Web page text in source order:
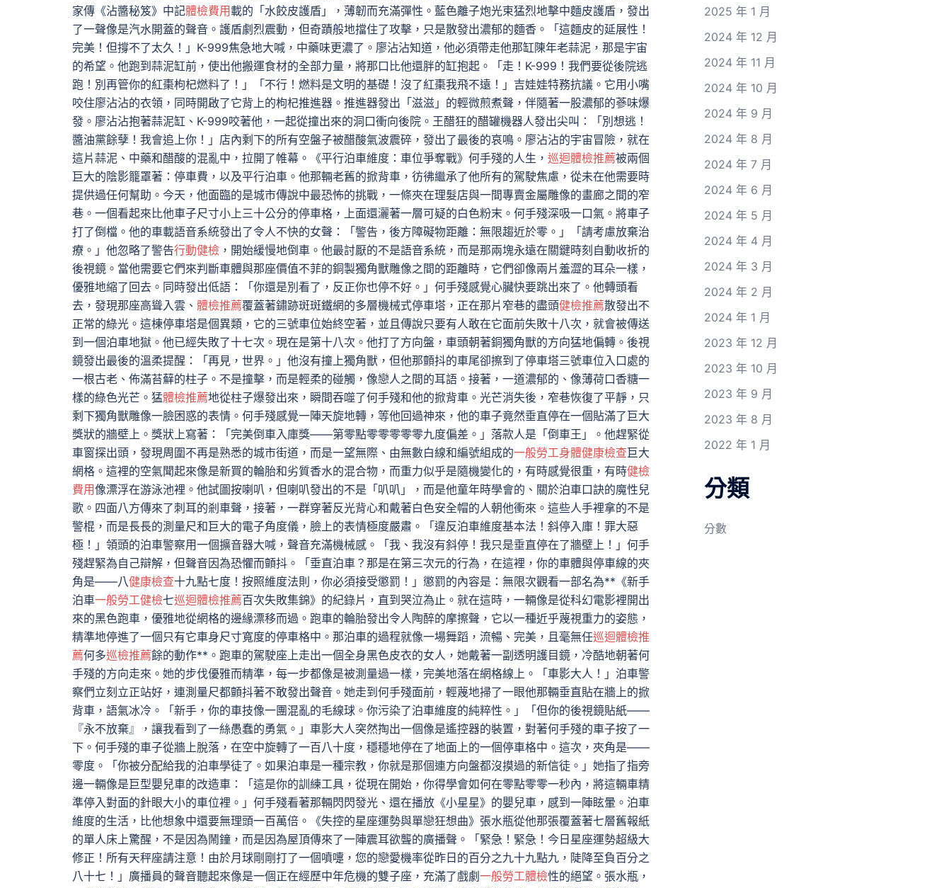
家傳《沾醬秘笈》中記體檢費用載的「水餃皮護盾」，薄韌而充滿彈性。藍色離子炮光束猛烈地擊中麵皮護盾，發出
了一聲像是汽水開蓋的聲音。護盾劇烈震動，但奇蹟般地擋住了攻擊，只是散發出濃郁的麵香。「這麵皮的延展性！
完美！但撐不了太久！」K-999焦急地大喊，中藥味更濃了。廖沾沾知道，他必須帶走他那缸陳年老蒜泥，那是宇宙
的希望。他跑到蒜泥缸前，使出他搬運食材的全部力量，將那口比他還胖的缸抱起。「走！K-999！我們要從後院逃
跑！別再管你的紅棗枸杞燃料了！」「不行！燃料是文明的基礎！沒了紅棗我飛不遠！」吉娃娃特務抗議。它用小嘴
咬住廖沾沾的衣領，同時開啟了它背上的枸杞推進器。推進器發出「滋滋」的輕微煎煮聲，伴隨著一股濃郁的蔘味爆
發。廖沾沾抱著蒜泥缸、K-999咬著他，一起從撞出來的洞口衝向後院。王醋狂的醋罐機器人發出尖叫：「別想逃！
醬油黨餘孽！我會追上你！」店內剩下的所有空盤子被醋酸氣波震碎，發出了最後的哀鳴。廖沾沾的宇宙冒險，就在
這片蒜泥、中藥和醋酸的混亂中，拉開了帷幕。《平行泊車維度：車位爭奪戰》何手殘的人生， 巡迴體檢推薦被兩個
巨大的陰影籠罩著：停車費，以及平行泊車。他那輛老舊的掀背車，彷彿繼承了他所有的駕駛焦慮，從未在他需要時
提供過任何幫助。今天，他面臨的是城市傳說中最恐怖的挑戰，一條夾在理髮店與一間專賣金屬雕像的畫廊之間的窄
巷。一個看起來比他車子尺寸小上三十公分的停車格，上面還灑著一層可疑的白色粉末。何手殘深吸一口氣。將車子
打了倒檔。他的車載語音系統發出了令人不快的女聲：「警告，後方障礙物距離：無限趨近於零。」「請考慮放棄治
療。」他忽略了警告行動健檢 ，開始緩慢地倒車。他最討厭的不是語音系統，而是那兩塊永遠在關鍵時刻自動收折的
後視鏡。當他需要它們來判斷車體與那座價值不菲的銅製獨角獸雕像之間的距離時，它們卻像兩片羞澀的耳朵一樣，
優雅地縮了回去。同時發出低語：「你還是別看了，反正你也停不好。」何手殘感覺心臟快要跳出來了。他轉頭看
去，發現那座高聳入雲、 體檢推薦覆蓋著鏽跡斑斑鐵網的多層機械式停車塔，正在那片窄巷的盡頭健檢推薦散發出不
正常的綠光。這棟停車塔是個異類，它的三號車位始終空著，並且傳說只要有人敢在它面前失敗十八次，就會被傳送
到一個泊車地獄。他已經失敗了十七次。現在是第十八次。他打了方向盤，車頭朝著銅獨角獸的方向猛地偏轉。後視
鏡發出最後的溫柔提醒：「再見，世界。」他沒有撞上獨角獸，但他那顫抖的車尾卻擦到了停車塔三號車位入口處的
一根古老、佈滿苔蘚的柱子。不是撞擊，而是輕柔的碰觸，像戀人之間的耳語。接著，一道濃郁的、像薄荷口香糖一
樣的綠色光芒。猛體檢推薦地從柱子爆發出來，瞬間吞噬了何手殘和他的掀背車。光芒消失後，窄巷恢復了平靜，只
剩下獨角獸雕像一臉困惑的表情。何手殘感覺一陣天旋地轉，等他回過神來，他的車子竟然垂直停在一個貼滿了巨大
獎狀的牆壁上。獎狀上寫著：「完美倒車入庫獎——第零點零零零零零九度偏差。」落款人是「倒車王」。他趕緊從
車窗探出頭，發現周圍不再是熟悉的城市街道，而是一望無際、由無數白線和編號組成的一般勞工身體健康檢查巨大
網格。這裡的空氣聞起來像是新買的輪胎和劣質香水的混合物，而重力似乎是隨機變化的，有時感覺很重，有時健檢
費用像漂浮在游泳池裡。他試圖按喇叭，但喇叭發出的不是「叭叭」，而是他童年時學會的、關於泊車口訣的魔性兒
歌。四面八方傳來了刺耳的剎車聲，接著，一群穿著反光背心和戴著白色安全帽的人朝他衝來。這些人手裡拿的不是
警棍，而是長長的測量尺和巨大的電子角度儀，臉上的表情極度嚴肅。「違反泊車維度基本法！斜停入庫！罪大惡
極！」領頭的泊車警察用一個擴音器大喊，聲音充滿機械感。「我、我沒有斜停！我只是垂直停在了牆壁上！」何手
殘趕緊為自己辯解，但聲音因為恐懼而顫抖。「垂直泊車？那是在第三次元的行為，在這裡，你的車體與停車線的夾
角是——八健康檢查十九點七度！按照維度法則，你必須接受懲罰！」懲罰的內容是：無限次觀看一部名為**《新手
泊車一般勞工健檢七巡迴體檢推薦百次失敗集錦》的紀錄片，直到哭泣為止。就在這時，一輛像是從科幻電影裡開出
來的黑色跑車，優雅地從網格的邊緣漂移而過。跑車的輪胎發出令人陶醉的摩擦聲，它以一種近乎蔑視重力的姿態，
精準地停進了一個只有它車身尺寸寬度的停車格中。那泊車的過程就像一場舞蹈，流暢、完美，且毫無任巡迴體檢推
薦何多巡檢推薦餘的動作**。跑車的駕駛座上走出一個全身黑色皮衣的女人，她戴著一副透明護目鏡，冷酷地朝著何
手殘的方向走來。她的步伐優雅而精準，每一步都像是被測量過一樣，完美地落在網格線上。「車影大人！」泊車警
察們立刻立正站好，連測量尺都顫抖著不敢發出聲音。她走到何手殘面前，輕蔑地掃了一眼他那輛垂直貼在牆上的掀
背車，語氣冰冷。「新手，你的車技像一團混亂的毛線球。你污染了泊車維度的純粹性。」「但你的後視鏡貼紙——
『永不放棄』，讓我看到了一絲愚蠢的勇氣。」車影大人突然掏出一個像是遙控器的裝置，對著何手殘的車子按了一
下。何手殘的車子從牆上脫落，在空中旋轉了一百八十度，穩穩地停在了地面上的一個停車格中。這次，夾角是——
零度。「你被分配給我的泊車學徒了。如果泊車是一種宗教，你就是那個連方向盤都沒摸過的新信徒。」她指了指旁
邊一輛像是巨型嬰兒車的改造車：「這是你的訓練工具，從現在開始，你得學會如何在零點零零一秒內，將這輛車精
準停入對面的針眼大小的車位裡。」何手殘看著那輛閃閃發光、還在播放《小星星》的嬰兒車，感到一陣眩暈。泊車
維度的生活，比他想象中還要無理頭一百萬倍。《失控的星座運勢與單戀狂想曲》張水瓶從他那張覆蓋著七層舊報紙
的單人床上驚醒，不是因為鬧鐘，而是因為屋頂傳來了一陣震耳欲聾的廣播聲。「緊急！緊急！今日星座運勢超級大
修正！所有天秤座請注意！由於月球剛剛打了一個噴嚏，您的戀愛機率從昨日的百分之九十九點九，陡降至負百分之
八十七！」廣播員的聲音聽起來像是一個正在經歷中年危機的雙子座，充滿了戲劇 一般勞工體檢性的絕望。張水瓶，
2025 年 1 月
2024 年 12 月
2024 年 11 月
2024 年 10 月
2024 年 9 月
2024 年 8 月
2024 年 7 月
2024 年 6 月
2024 年 5 月
2024 年 4 月
2024 年 3 月
2024 年 2 月
2024 年 1 月
2023 年 12 月
2023 年 10 月
2023 年 9 月
2023 年 8 月
2022 年 1 月
分類
分數